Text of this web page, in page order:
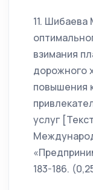
11.
взимания
дорожного
повышения
услуг
183-186.